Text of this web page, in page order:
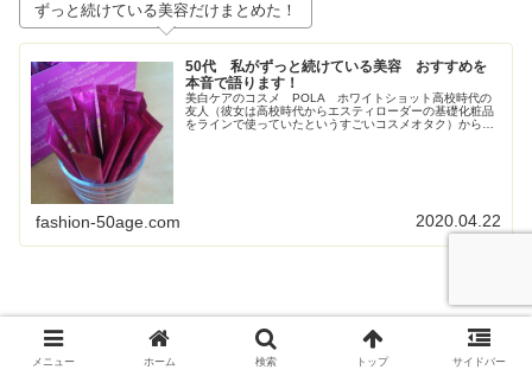
ずっと続けている美容だけまとめた！
50代 私がずっと続けている美容 おすすめを
本音で語ります！
美白ケアのコスメ POLA ホワイトショット高校時代の
友人（彼女は高校時代からエスティローダーの基礎化粧品
をラインで使っていたというすごいコスメオタク）からす
fashion-50age.com 2020.04.22
メニュー ホーム 検索 トップ サイドバー